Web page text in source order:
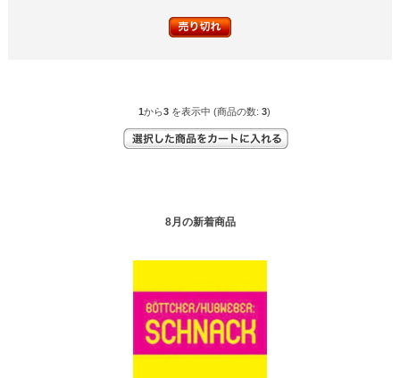
1から3 を表示中 (商品の数: 3)
8月の新着商品